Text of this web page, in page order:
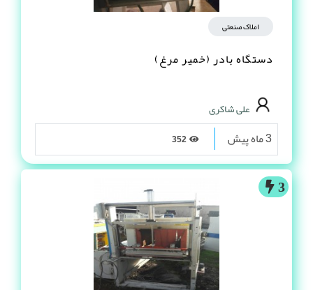
املاک صنعتی
دستگاه بادر (خمیر مرغ)
علی شاکری
3 ماه پیش
3